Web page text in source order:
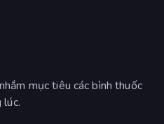
mục tiêu các bình thuốc
lúc.